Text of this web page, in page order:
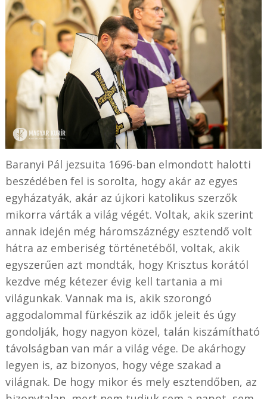
Baranyi Pál jezsuita 1696-ban elmondott halotti
beszédében fel is sorolta, hogy akár az egyes
egyházatyák, akár az újkori katolikus szerzők
mikorra várták a világ végét. Voltak, akik szerint
annak idején még háromszáznégy esztendő volt
hátra az emberiség történetéből, voltak, akik
egyszerűen azt mondták, hogy Krisztus korától
kezdve még kétezer évig kell tartania a mi
világunkak. Vannak ma is, akik szorongó
aggodalommal fürkészik az idők jeleit és úgy
gondolják, hogy nagyon közel, talán kiszámítható
távolságban van már a világ vége. De akárhogy
legyen is, az bizonyos, hogy vége szakad a
világnak. De hogy mikor és mely esztendőben, az